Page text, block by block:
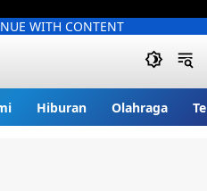
WITH CONTENT
Hiburan Olahraga